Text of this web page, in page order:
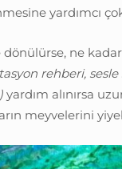
yardımcı
dönülürse, ne
rehberi,
yardım alınırsa
meyvelerini